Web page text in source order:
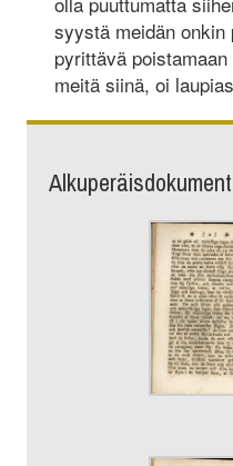
syystä meidän
pyrittävä
meitä siinä, oi